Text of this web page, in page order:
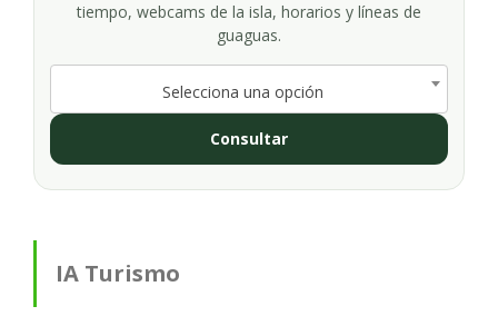
tiempo, webcams de la isla, horarios y líneas de
guaguas.
Selecciona una opción
Consultar
IA Turismo